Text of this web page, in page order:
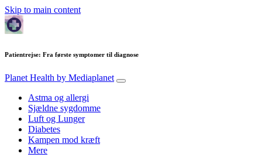
Skip to main content
Patientrejse: Fra første symptomer til diagnose
Planet Health by Mediaplanet
Astma og allergi
Sjældne sygdomme
Luft og Lunger
Diabetes
Kampen mod kræft
Mere